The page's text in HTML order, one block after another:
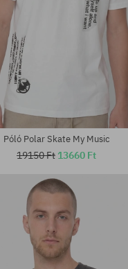
Póló Polar Skate My Music
19150 Ft 13660 Ft